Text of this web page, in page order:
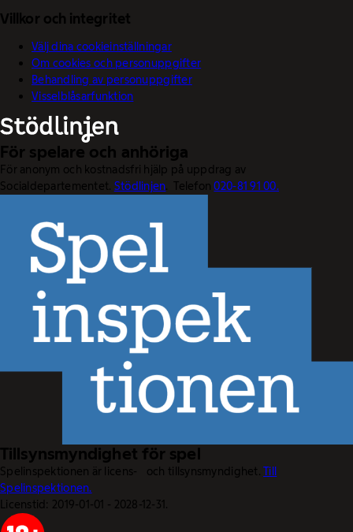
Villkor och integritet
Välj dina cookieinställningar
Om cookies och personuppgifter
Behandling av personuppgifter
Visselblåsarfunktion
För spelare och anhöriga
För anonym och kostnadsfri hjälp på uppdrag av
Socialdepartementet. Stödlinjen. Telefon020-81 91 00.
Tillsynsmyndighet för spel
Spelinspektionen är licens- och tillsynsmyndighet.Till
Spelinspektionen.
Licenstid: 2019-01-01 - 2028-12-31.